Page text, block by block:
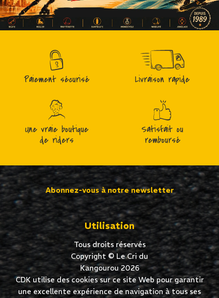
Paiement sécurisé Livraison rapide
Une vraie boutique
de riders
Satisfait ou
remboursé
Abonnez-vous à notre newsletter
Utilisation
Tous droits réservés
Copyright © Le Cri du
Kangourou 2026
CDK utilise des cookies sur ce site Web pour garantir
une excellente expérience de navigation à tous ses